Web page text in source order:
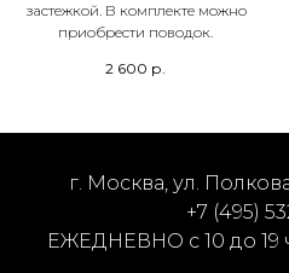
застежкой. В комплекте можно
приобрести поводок.
2 600 р.
г. Москва, ул.
+7 (495)
ЕЖЕДНЕВНО с 10 до 19